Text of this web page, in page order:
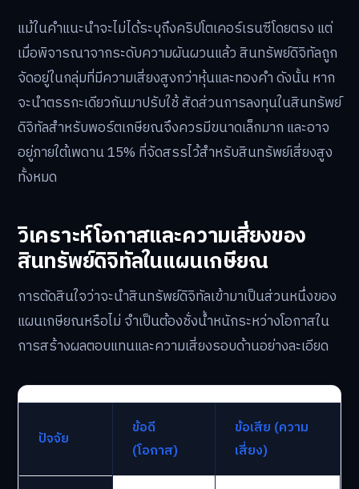
แม้ในคำแนะนำจะไม่ได้ระบุถึงคริปโตเคอร์เรนซีโดยตรง แต่
เมื่อพิจารณาจากระดับความผันผวนแล้ว สินทรัพย์ดิจิทัลถูก
จัดอยู่ในกลุ่มที่มีความเสี่ยงสูงกว่าหุ้นและทองคำ ดังนั้น หาก
จะนำตรรกะเดียวกันมาปรับใช้ สัดส่วนการลงทุนในสินทรัพย์
ดิจิทัลสำหรับพอร์ตเกษียณจึงควรมีขนาดเล็กมาก และอาจ
อยู่ภายใต้เพดาน 15% ที่จัดสรรไว้สำหรับสินทรัพย์เสี่ยงสูง
ทั้งหมด
วิเคราะห์โอกาสและความเสี่ยงของ
สินทรัพย์ดิจิทัลในแผนเกษียณ
การตัดสินใจว่าจะนำสินทรัพย์ดิจิทัลเข้ามาเป็นส่วนหนึ่งของ
แผนเกษียณหรือไม่ จำเป็นต้องชั่งน้ำหนักระหว่างโอกาสใน
การสร้างผลตอบแทนและความเสี่ยงรอบด้านอย่างละเอียด
ปัจจัย
ข้อดี
(โอกาส)
ข้อเสีย (ความ
เสี่ยง)